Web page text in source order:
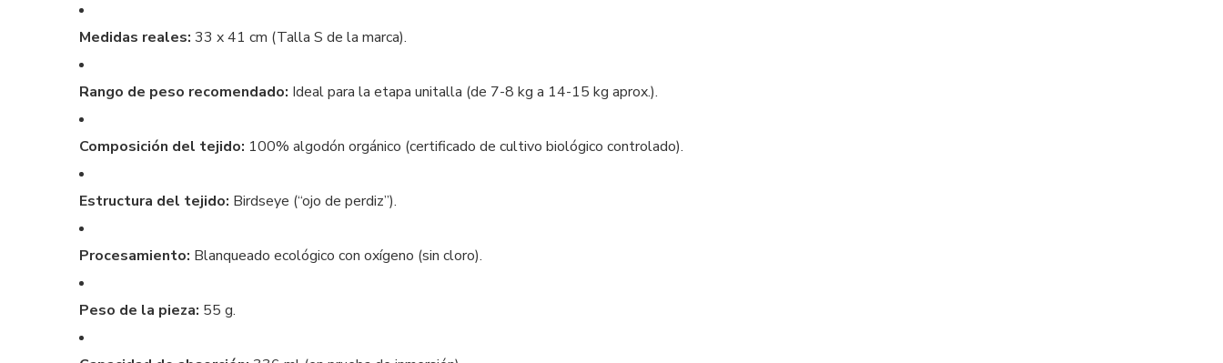
Medidas reales: 33 x 41 cm (Talla S de la marca).
Rango de peso recomendado: Ideal para la etapa unitalla (de 7-8 kg a 14-15 kg aprox.).
Composición del tejido: 100% algodón orgánico (certificado de cultivo biológico controlado).
Estructura del tejido: Birdseye (“ojo de perdiz”).
Procesamiento: Blanqueado ecológico con oxígeno (sin cloro).
Peso de la pieza: 55 g.